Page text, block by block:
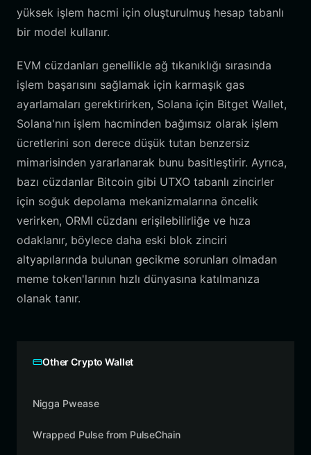
yüksek işlem hacmi için oluşturulmuş hesap tabanlı
bir model kullanır.
EVM cüzdanları genellikle ağ tıkanıklığı sırasında
işlem başarısını sağlamak için karmaşık gas
ayarlamaları gerektirirken, Solana için Bitget Wallet,
Solana'nın işlem hacminden bağımsız olarak işlem
ücretlerini son derece düşük tutan benzersiz
mimarisinden yararlanarak bunu basitleştirir. Ayrıca,
bazı cüzdanlar Bitcoin gibi UTXO tabanlı zincirler
için soğuk depolama mekanizmalarına öncelik
verirken, ORMI cüzdanı erişilebilirliğe ve hıza
odaklanır, böylece daha eski blok zinciri
altyapılarında bulunan gecikme sorunları olmadan
meme token'larının hızlı dünyasına katılmanıza
olanak tanır.
Other Crypto Wallet
Nigga Pwease
Wrapped Pulse from PulseChain